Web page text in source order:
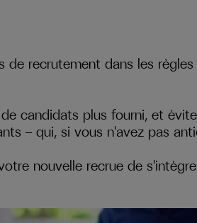
de recrutement dans les
candidats plus fourni, et
— qui, si vous n'avez pas
nouvelle recrue de